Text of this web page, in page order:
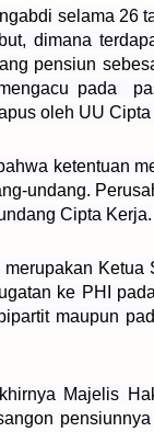
selama 26
dimana
pensiun
pada
oleh UU Cipta
ketentuan
undang.
Cipta Kerja.
ke PHI
maupun
Majelis